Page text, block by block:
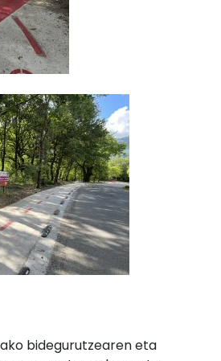
bidegurutzearen eta